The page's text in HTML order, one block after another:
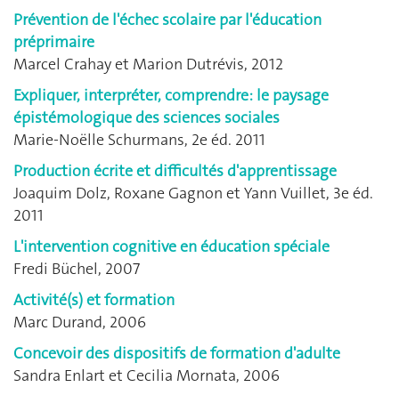
Prévention de l'échec scolaire par l'éducation
préprimaire
Marcel Crahay et Marion Dutrévis, 2012
Expliquer, interpréter, comprendre: le paysage
épistémologique des sciences sociales
Marie-Noëlle Schurmans, 2e éd. 2011
Production écrite et difficultés d'apprentissage
Joaquim Dolz, Roxane Gagnon et Yann Vuillet, 3e éd.
2011
L'intervention cognitive en éducation spéciale
Fredi Büchel, 2007
Activité(s) et formation
Marc Durand, 2006
Concevoir des dispositifs de formation d'adulte
Sandra Enlart et Cecilia Mornata, 2006